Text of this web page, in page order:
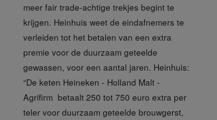
meer fair trade-achtige trekjes begint te
krijgen. Heinhuis weet de eindafnemers te
verleiden tot het betalen van een extra
premie voor de duurzaam geteelde
gewassen, voor een aantal jaren. Heinhuis:
“De keten Heineken - Holland Malt -
Agrifirm betaalt 250 tot 750 euro extra per
teler voor duurzaam geteelde brouwgerst,